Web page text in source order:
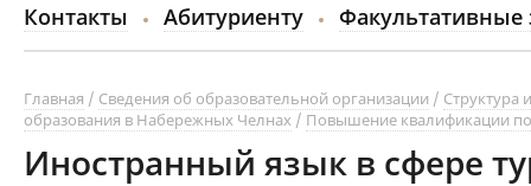
Контакты Абитуриенту Факультативные
Главная Сведения об образовательной организации
Структура
образования в Набережных Челнах
Повышение квалификации
Иностранный язык в сфере